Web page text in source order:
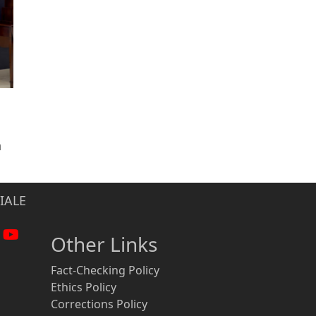
Other Links
Fact-Checking Policy
Ethics Policy
Corrections Policy